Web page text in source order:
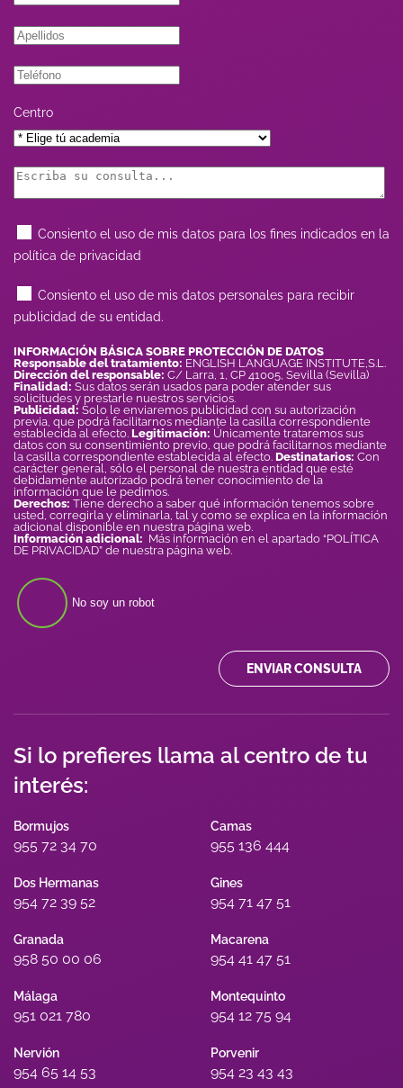
Centro
Consiento el uso de mis datos para los fines indicados en la
política de privacidad
Consiento el uso de mis datos personales para recibir
publicidad de su entidad.
INFORMACIÓN BÁSICA SOBRE PROTECCIÓN DE DATOS
Responsable del tratamiento: ENGLISH LANGUAGE INSTITUTE,S.L.
Dirección del responsable: C/ Larra, 1, CP 41005, Sevilla (Sevilla)
Finalidad: Sus datos serán usados para poder atender sus
solicitudes y prestarle nuestros servicios.
Publicidad: Solo le enviaremos publicidad con su autorización
previa, que podrá facilitarnos mediante la casilla correspondiente
establecida al efecto. Legitimación: Únicamente trataremos sus
datos con su consentimiento previo, que podrá facilitarnos mediante
la casilla correspondiente establecida al efecto. Destinatarios: Con
carácter general, sólo el personal de nuestra entidad que esté
debidamente autorizado podrá tener conocimiento de la
información que le pedimos.
Derechos: Tiene derecho a saber qué información tenemos sobre
usted, corregirla y eliminarla, tal y como se explica en la información
adicional disponible en nuestra página web.
Información adicional: Más información en el apartado “POLÍTICA
DE PRIVACIDAD” de nuestra página web.
No soy un robot
ENVIAR CONSULTA
Si lo prefieres llama al centro de tu
interés:
Bormujos
955 72 34 70
Camas
955 136 444
Dos Hermanas
954 72 39 52
Gines
954 71 47 51
Granada
958 50 00 06
Macarena
954 41 47 51
Málaga
951 021 780
Montequinto
954 12 75 94
Nervión
954 65 14 53
Porvenir
954 23 43 43